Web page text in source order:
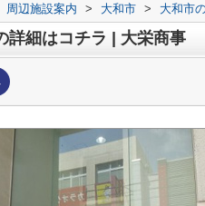
周辺施設案内 > 大和市 > 大和市
詳細はコチラ | 大栄商事